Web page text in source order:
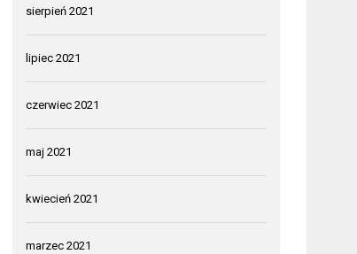
sierpień 2021
lipiec 2021
czerwiec 2021
maj 2021
kwiecień 2021
marzec 2021